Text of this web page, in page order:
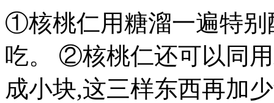
①核桃仁用糖溜一遍特别
吃。 ②核桃仁还可以同
成小块,这三样东西再加